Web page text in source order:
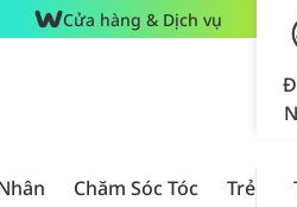
Cửa hàng & Dịch vụ
Chăm Sóc Tóc Trẻ Em